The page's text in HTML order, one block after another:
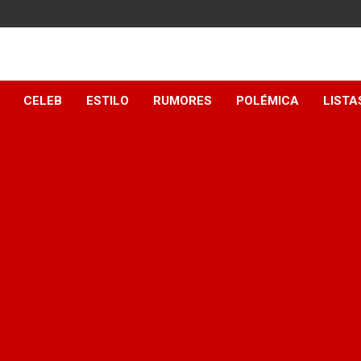
CELEB ESTILO RUMORES POLÉMICA